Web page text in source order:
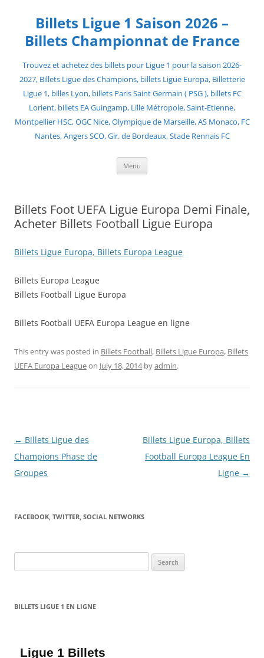
contentBillets Ligue 1 Saison 2026 –
Billets Championnat de France
Trouvez et achetez des billets pour Ligue 1 pour la saison 2026-
2027, Billets Ligue des Champions, billets Ligue Europa, Billetterie
Ligue 1, billes Lyon, billets Paris Saint Germain ( PSG ), billets FC
Lorient, billets EA Guingamp, Lille Métropole, Saint-Etienne,
Montpellier HSC, OGC Nice, Olympique de Marseille, AS Monaco, FC
Nantes, Angers SCO, Gir. de Bordeaux, Stade Rennais FC
Menu
Billets Foot UEFA Ligue Europa Demi Finale,
Acheter Billets Football Ligue Europa
Billets Ligue Europa, Billets Europa League
Billets Europa League
Billets Football Ligue Europa
Billets Football UEFA Europa League en ligne
This entry was posted in Billets Football, Billets Ligue Europa, Billets
UEFA Europa Leagueon July 18, 2014byadmin.
Post
navigation
← Billets Ligue des
Champions Phase de
Groupes
Billets Ligue Europa, Billets
Football Europa League En
Ligne →
FACEBOOK, TWITTER, SOCIAL NETWORKS
for:
BILLETS LIGUE 1 EN LIGNE